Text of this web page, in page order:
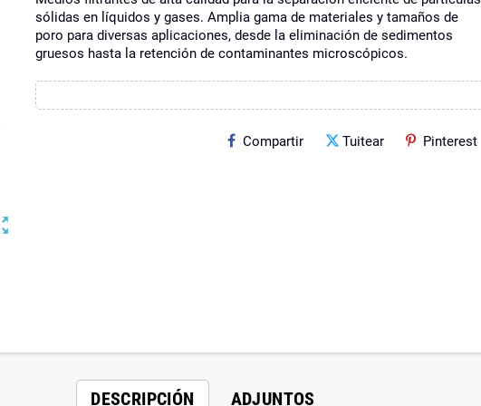
sólidas en líquidos y gases. Amplia gama de materiales y tamaños de
poro para diversas aplicaciones, desde la eliminación de sedimentos
gruesos hasta la retención de contaminantes microscópicos.
Compartir Tuitear Pinterest
DESCRIPCIÓN ADJUNTOS